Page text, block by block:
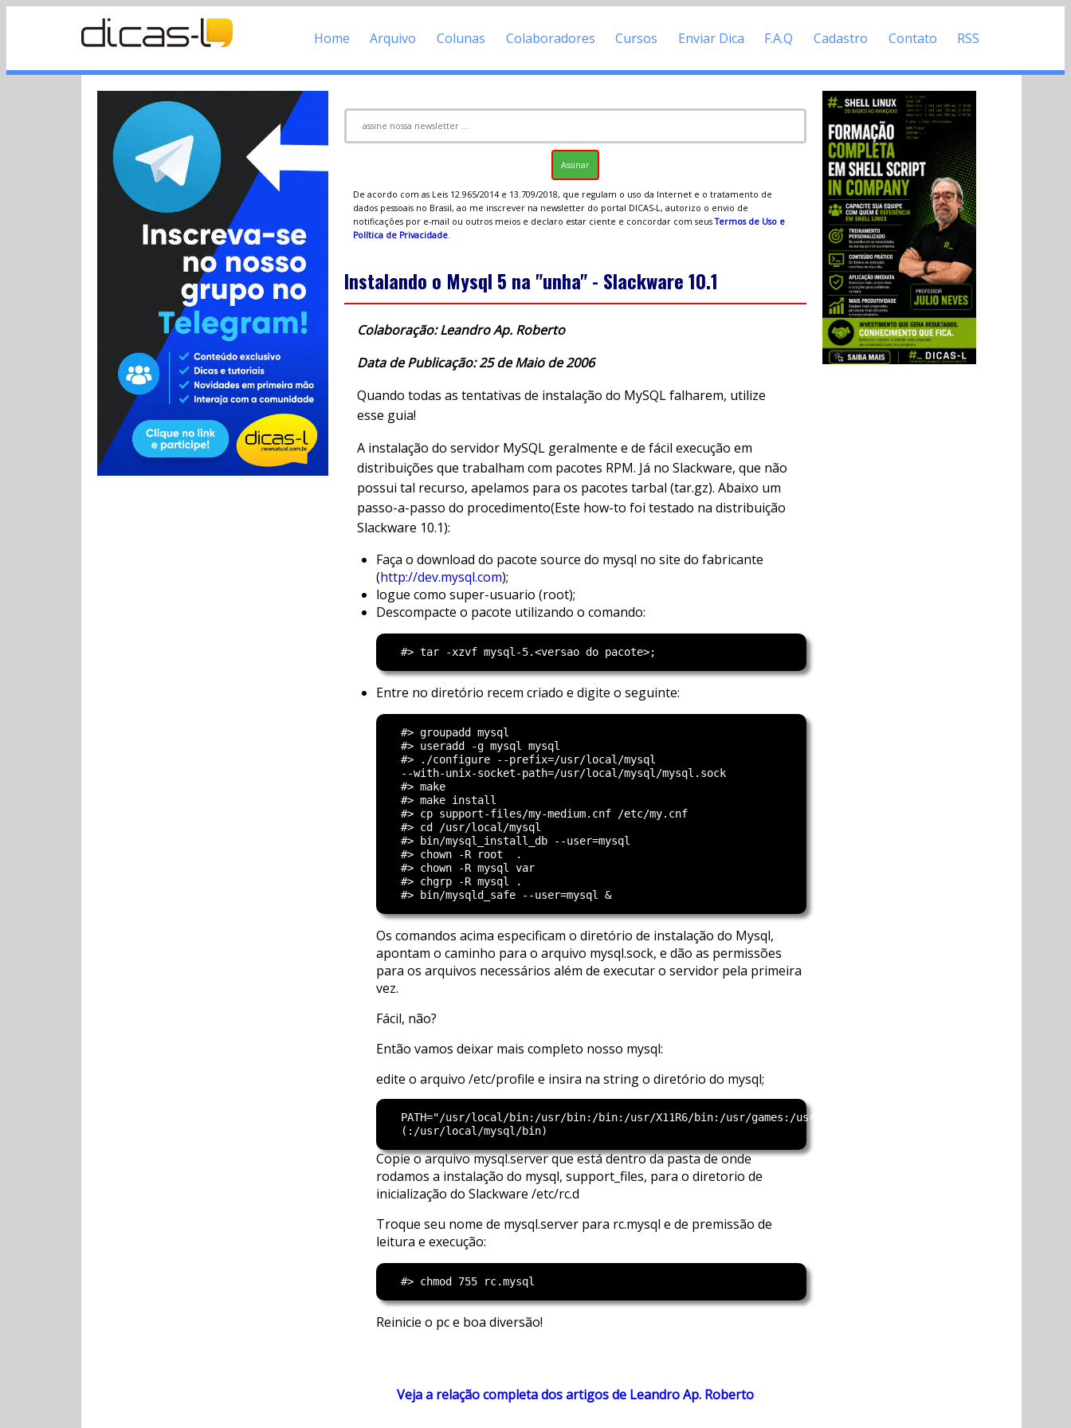
Home Arquivo Colunas Colaboradores Cursos Enviar Dica F.A.Q Cadastro Contato RSS
De acordo com as Leis 12.965/2014 e 13.709/2018, que regulam o uso da Internet e o tratamento de
dados pessoais no Brasil, ao me inscrever na newsletter do portal DICAS-L, autorizo o envio de
notificações por e-mail ou outros meios e declaro estar ciente e concordar com seusTermos de Uso e
Política de Privacidade.
Instalando o Mysql 5 na "unha" - Slackware 10.1
Colaboração: Leandro Ap. Roberto
Data de Publicação: 25 de Maio de 2006
Quando todas as tentativas de instalação do MySQL falharem, utilize
esse guia!
A instalação do servidor MySQL geralmente e de fácil execução em
distribuições que trabalham com pacotes RPM. Já no Slackware, que não
possui tal recurso, apelamos para os pacotes tarbal (tar.gz). Abaixo um
passo-a-passo do procedimento(Este how-to foi testado na distribuição
Slackware 10.1):
Faça o download do pacote source do mysql no site do fabricante
(http://dev.mysql.com);
logue como super-usuario (root);
Descompacte o pacote utilizando o comando:
Entre no diretório recem criado e digite o seguinte:
  #> groupadd mysql
  #> useradd -g mysql mysql
  #> ./configure --prefix=/usr/local/mysql
  --with-unix-socket-path=/usr/local/mysql/mysql.sock
  #> make
  #> make install
  #> cp support-files/my-medium.cnf /etc/my.cnf
  #> cd /usr/local/mysql
  #> bin/mysql_install_db --user=mysql
  #> chown -R root  .
  #> chown -R mysql var
  #> chgrp -R mysql .
Os comandos acima especificam o diretório de instalação do Mysql,
apontam o caminho para o arquivo mysql.sock, e dão as permissões
para os arquivos necessários além de executar o servidor pela primeira
vez.
Fácil, não?
Então vamos deixar mais completo nosso mysql:
edite o arquivo /etc/profile e insira na string o diretório do mysql;
  PATH="/usr/local/bin:/usr/bin:/bin:/usr/X11R6/bin:/usr/games:/usr/local/mysql/bin"
Copie o arquivo mysql.server que está dentro da pasta de onde
rodamos a instalação do mysql, support_files, para o diretorio de
inicialização do Slackware /etc/rc.d
Troque seu nome de mysql.server para rc.mysql e de premissão de
leitura e execução:
Reinicie o pc e boa diversão!
Veja a relação completa dos artigos de Leandro Ap. Roberto